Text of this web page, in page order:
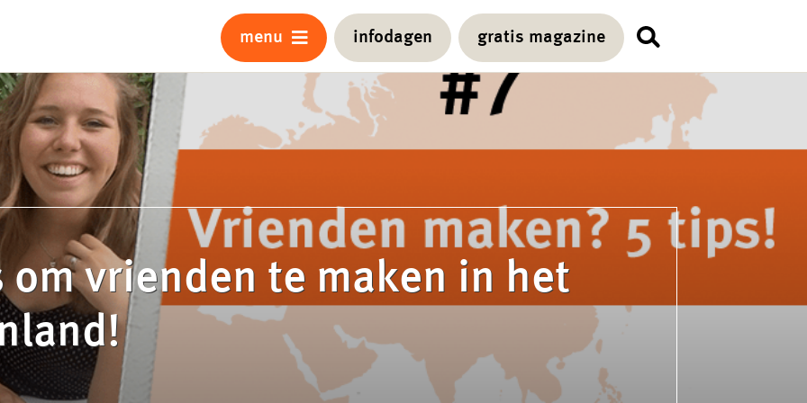
menu infodagen gratis magazine
om vrienden te maken in het